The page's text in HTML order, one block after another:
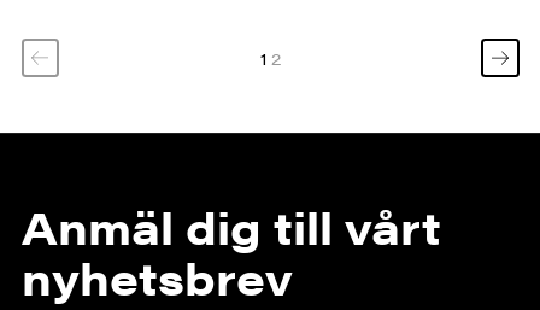
1 2
Anmäl dig till vårt
nyhetsbrev